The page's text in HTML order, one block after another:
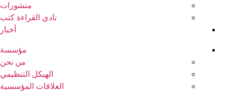
منشورات
نادي القراءة كتب
أخبار
مؤسسة
من نحن
الهيكل التنظيمي
العلاقات المؤسسية